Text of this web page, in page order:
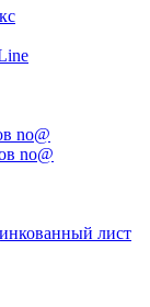
no@
no@
лист